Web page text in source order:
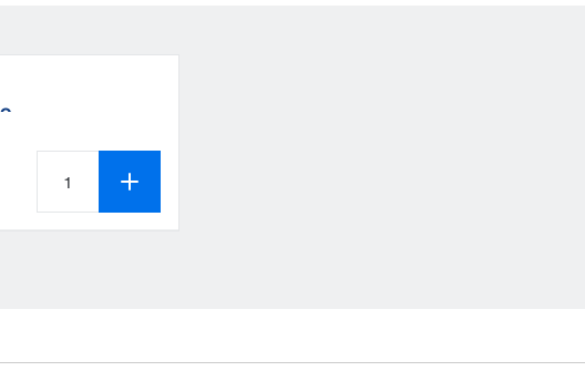
Tuotteen määrä on 1